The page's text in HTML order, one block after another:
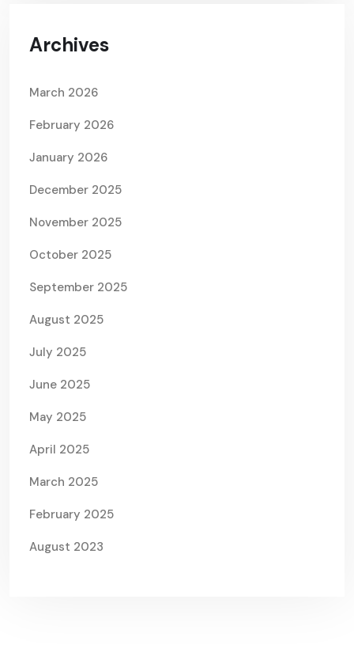
Archives
March 2026
February 2026
January 2026
December 2025
November 2025
October 2025
September 2025
August 2025
July 2025
June 2025
May 2025
April 2025
March 2025
February 2025
August 2023